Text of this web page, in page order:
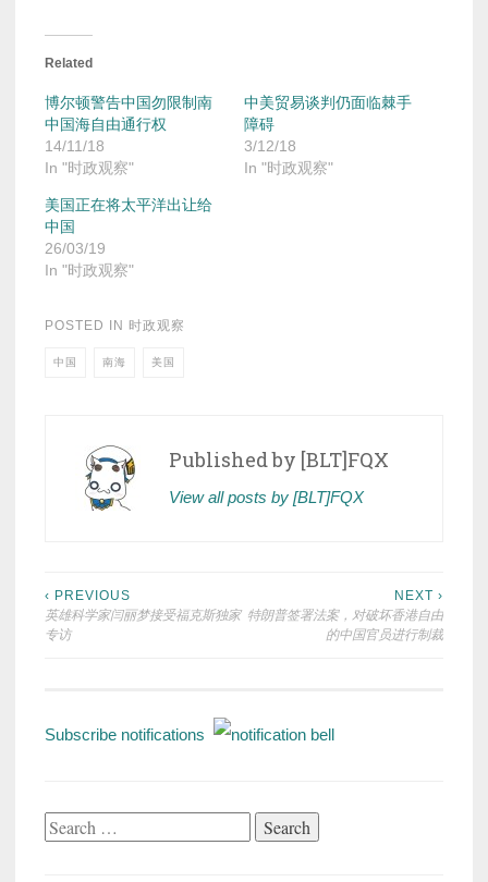
Related
博尔顿警告中国勿限制南
中国海自由通行权
14/11/18
In "时政观察"
中美贸易谈判仍面临棘手
障碍
3/12/18
In "时政观察"
美国正在将太平洋出让给
中国
26/03/19
In "时政观察"
POSTED IN 时政观察
中国 南海 美国
Published by [BLT]FQX
View all posts by [BLT]FQX
Post
navigation
‹ PREVIOUS
英雄科学家闫丽梦接受福克斯独家
专访
NEXT ›
特朗普签署法案，对破坏香港自由
的中国官员进行制裁
Subscribe notifications
Search